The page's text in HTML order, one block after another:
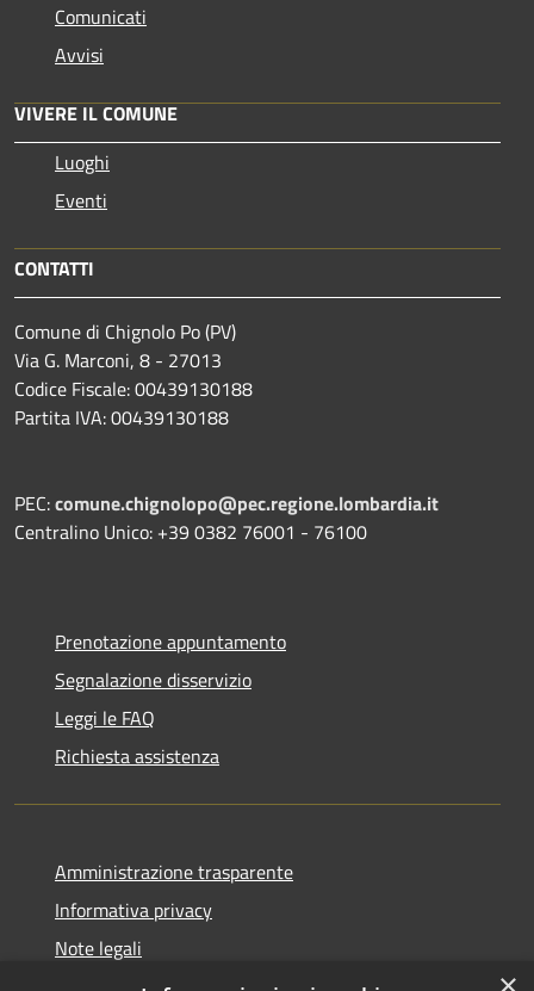
Comunicati
Avvisi
VIVERE IL COMUNE
Luoghi
Eventi
CONTATTI
Comune di Chignolo Po (PV)
Via G. Marconi, 8 - 27013
Codice Fiscale: 00439130188
Partita IVA: 00439130188
PEC:comune.chignolopo@pec.regione.lombardia.it
Centralino Unico: +39 0382 76001 - 76100
Prenotazione appuntamento
Segnalazione disservizio
Leggi le FAQ
Richiesta assistenza
Amministrazione trasparente
Informativa privacy
Note legali